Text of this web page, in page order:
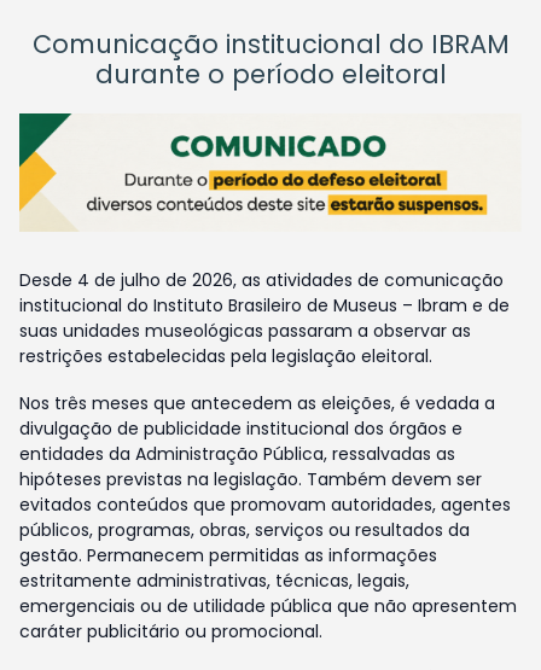
Comunicação institucional do IBRAM
durante o período eleitoral
Desde 4 de julho de 2026, as atividades de comunicação
institucional do Instituto Brasileiro de Museus – Ibram e de
suas unidades museológicas passaram a observar as
restrições estabelecidas pela legislação eleitoral.
Nos três meses que antecedem as eleições, é vedada a
divulgação de publicidade institucional dos órgãos e
entidades da Administração Pública, ressalvadas as
hipóteses previstas na legislação. Também devem ser
evitados conteúdos que promovam autoridades, agentes
públicos, programas, obras, serviços ou resultados da
gestão. Permanecem permitidas as informações
estritamente administrativas, técnicas, legais,
emergenciais ou de utilidade pública que não apresentem
caráter publicitário ou promocional.